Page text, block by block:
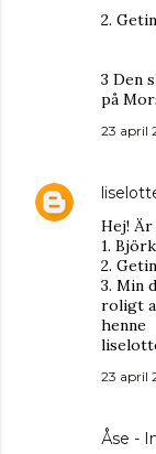
2.
3 Den
på
23 april
Hej! Är
1.
2.
3. Min
roligt
henne
23 april
Åse -